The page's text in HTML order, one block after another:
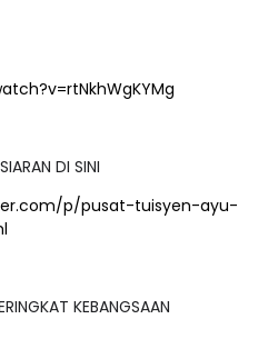
DI SINI
p/pusat-tuisyen-ayu-
KEBANGSAAN